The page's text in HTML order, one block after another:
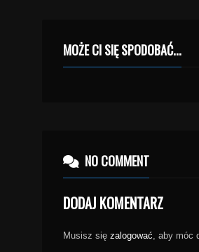
MOŻE CI SIĘ SPODOBAĆ...
NO COMMENT
DODAJ KOMENTARZ
Musisz się zalogować, aby móc